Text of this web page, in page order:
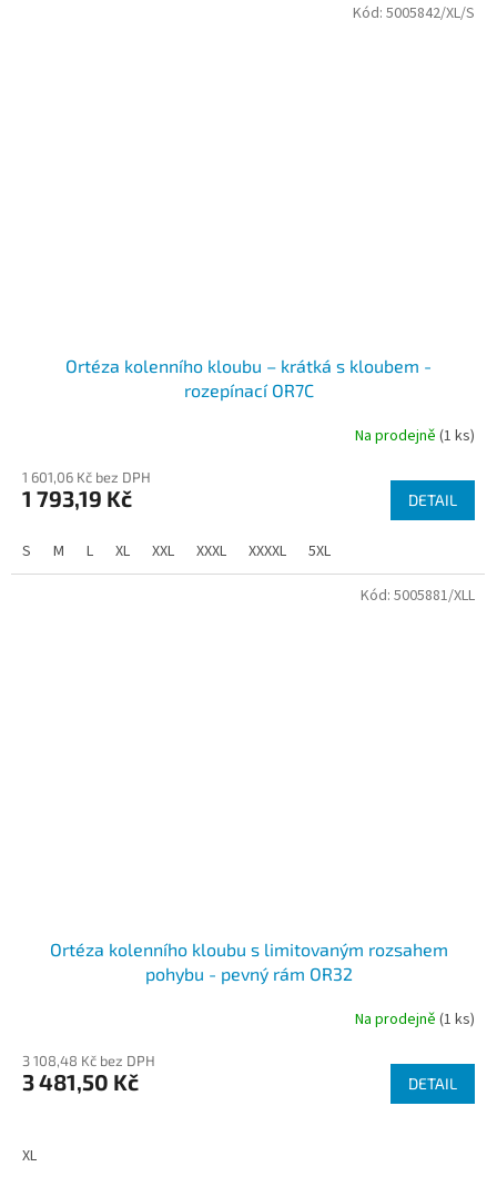
Ortéza kolenního kloubu – krátká s kloubem -
rozepínací OR7C
Na prodejně (1 ks)
1 601,06 Kč bez DPH
1 793,19 Kč DETAIL
S M L XL XXL XXXL XXXXL 5XL
Kód: 5005842/XL/S
Ortéza kolenního kloubu s limitovaným rozsahem
pohybu - pevný rám OR32
Na prodejně (1 ks)
3 108,48 Kč bez DPH
3 481,50 Kč DETAIL
XL
Kód: 5005881/XLL